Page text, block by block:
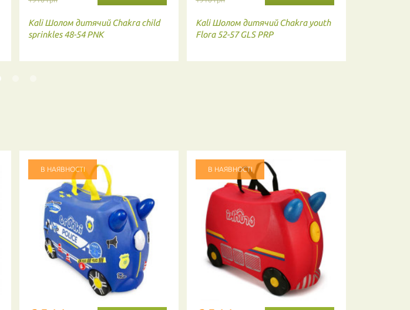
Kali Шолом дитячий Chakra child
sprinkles 48-54 PNK
Kali Шолом дитячий Chakra youth
Flora 52-57 GLS PRP
В НАЯВНОСТІ В НАЯВНОСТІ